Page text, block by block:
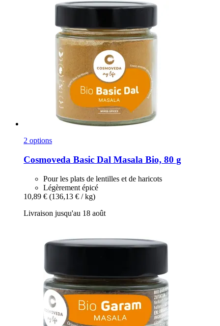
2 options
Cosmoveda Basic Dal Masala Bio, 80 g
Pour les plats de lentilles et de haricots
Légèrement épicé
10,89 € (136,13 € / kg)
Livraison jusqu'au 18 août